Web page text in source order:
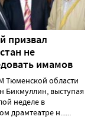
призвал
не
имамов
Тюменской области
Бикмуллин, выступая
неделе в
драмтеатре н......